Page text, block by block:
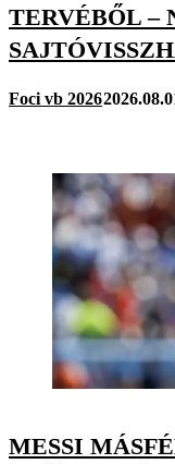
TERVÉBŐL –
Foci vb 2026
MESSI